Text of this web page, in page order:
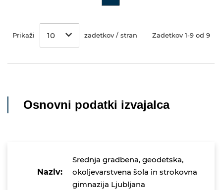
Prikaži 10 zadetkov / stran Zadetkov 1-9 od 9
Osnovni podatki izvajalca
Naziv:
Srednja gradbena, geodetska,
okoljevarstvena šola in strokovna
gimnazija Ljubljana